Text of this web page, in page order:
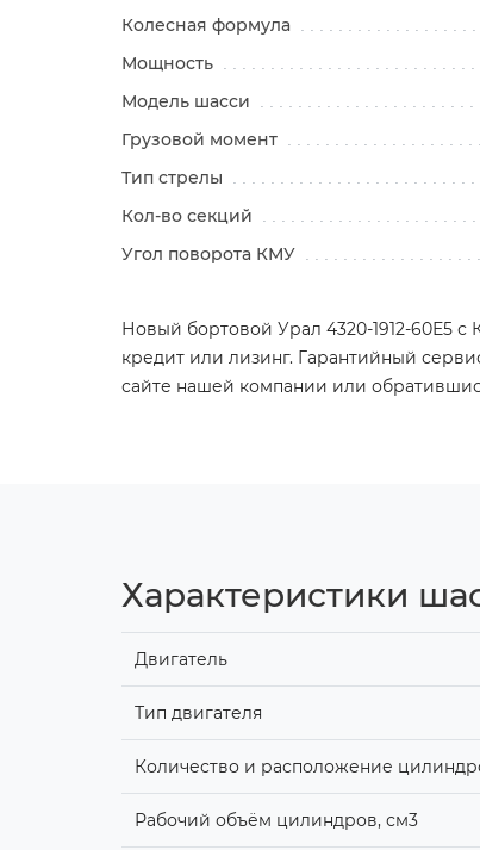
Колесная формула
Мощность
Модель шасси
Грузовой момент
Тип стрелы
Кол-во секций
Угол поворота КМУ
Новый бортовой Урал 4320-1912-60Е5
кредит или лизинг. Гарантийный
сайте нашей компании или
Характеристики
Двигатель
Тип двигателя
Количество и расположение
Рабочий объём цилиндров, см3